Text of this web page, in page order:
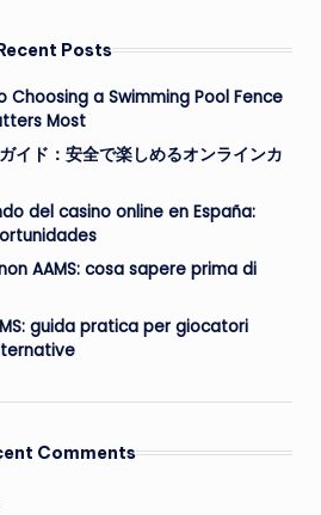
Posts
a Swimming Pool Fence
Most
イド：安全で楽しめるオンラインカ
del casino online en España:
AAMS: cosa sapere prima di
guida pratica per giocatori
Comments